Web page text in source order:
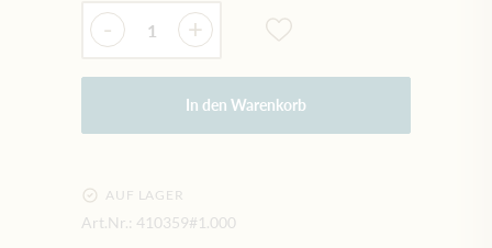
Menge
- +
In den Warenkorb
AUF LAGER
Art.Nr.: 410359#1.000